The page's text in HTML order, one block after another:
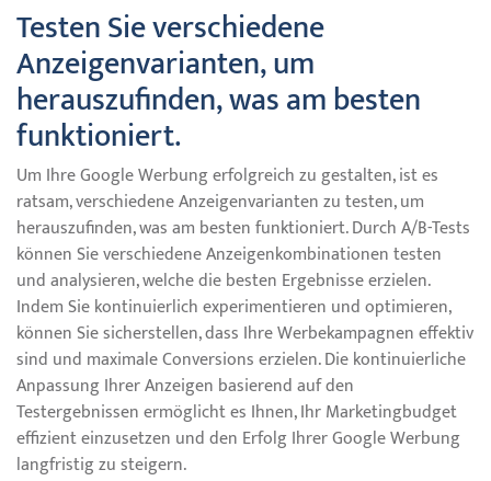
Testen Sie verschiedene
Anzeigenvarianten, um
herauszufinden, was am besten
funktioniert.
Um Ihre Google Werbung erfolgreich zu gestalten, ist es
ratsam, verschiedene Anzeigenvarianten zu testen, um
herauszufinden, was am besten funktioniert. Durch A/B-Tests
können Sie verschiedene Anzeigenkombinationen testen
und analysieren, welche die besten Ergebnisse erzielen.
Indem Sie kontinuierlich experimentieren und optimieren,
können Sie sicherstellen, dass Ihre Werbekampagnen effektiv
sind und maximale Conversions erzielen. Die kontinuierliche
Anpassung Ihrer Anzeigen basierend auf den
Testergebnissen ermöglicht es Ihnen, Ihr Marketingbudget
effizient einzusetzen und den Erfolg Ihrer Google Werbung
langfristig zu steigern.